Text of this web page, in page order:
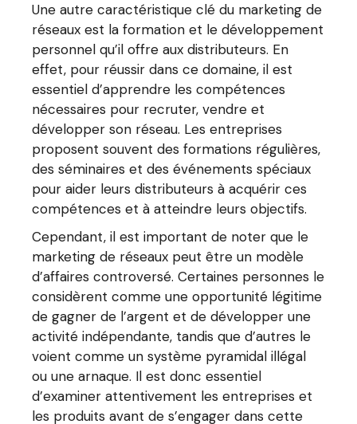
Une autre caractéristique clé du marketing de
réseaux est la formation et le développement
personnel qu’il offre aux distributeurs. En
effet, pour réussir dans ce domaine, il est
essentiel d’apprendre les compétences
nécessaires pour recruter, vendre et
développer son réseau. Les entreprises
proposent souvent des formations régulières,
des séminaires et des événements spéciaux
pour aider leurs distributeurs à acquérir ces
compétences et à atteindre leurs objectifs.
Cependant, il est important de noter que le
marketing de réseaux peut être un modèle
d’affaires controversé. Certaines personnes le
considèrent comme une opportunité légitime
de gagner de l’argent et de développer une
activité indépendante, tandis que d’autres le
voient comme un système pyramidal illégal
ou une arnaque. Il est donc essentiel
d’examiner attentivement les entreprises et
les produits avant de s’engager dans cette